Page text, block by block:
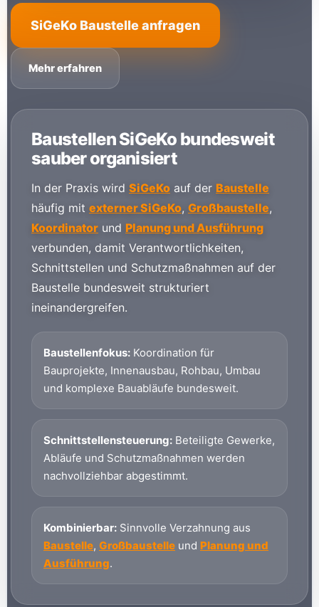
SiGeKo Baustelle anfragen
Mehr erfahren
Baustellen SiGeKo bundesweit
sauber organisiert
In der Praxis wird SiGeKo auf der Baustelle
häufig mit externer SiGeKo, Großbaustelle,
Koordinator und Planung und Ausführung
verbunden, damit Verantwortlichkeiten,
Schnittstellen und Schutzmaßnahmen auf der
Baustelle bundesweit strukturiert
ineinandergreifen.
Baustellenfokus: Koordination für
Bauprojekte, Innenausbau, Rohbau, Umbau
und komplexe Bauabläufe bundesweit.
Schnittstellensteuerung: Beteiligte Gewerke,
Abläufe und Schutzmaßnahmen werden
nachvollziehbar abgestimmt.
Kombinierbar: Sinnvolle Verzahnung aus
Baustelle, Großbaustelle und Planung und
Ausführung.